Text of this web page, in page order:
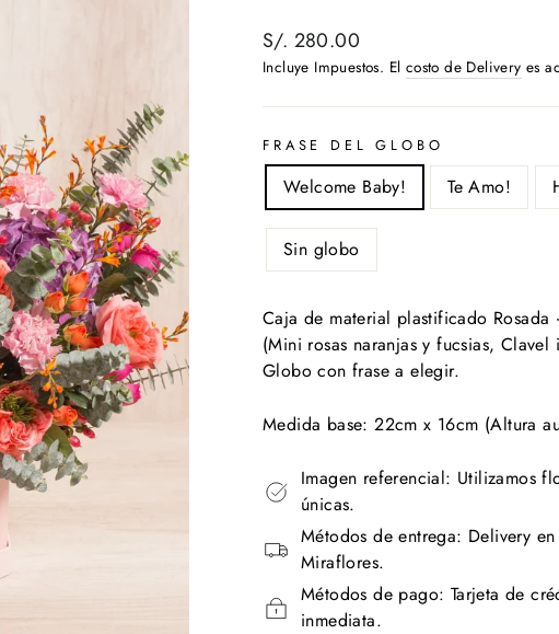
Precio
habitual
S/. 280.00
Incluye Impuestos. El costo de Delivery es
FRASE DEL GLOBO
Welcome Baby! Te Amo!
Sin globo
Caja de material plastificado
(Mini rosas naranjas y fucsias,
Globo con frase a elegir.
Medida base: 22cm x 16cm (Altura
Imagen referencial: Utilizamos
únicas.
Métodos de entrega: Delivery
Miraflores.
Métodos de pago: Tarjeta de
inmediata.